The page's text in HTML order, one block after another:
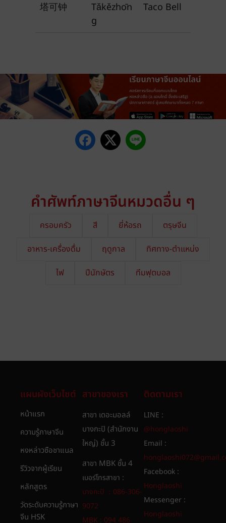
塔可钟
Tǎkězhōn
g
Taco Bell
คำศัพท์ภาษาจีนหมวดอื่น ๆ
ครอบครัว สี ยี่ห้อรถ
ตรุษจีน
อาหาร-เครื่องดื่ม
ฤดูกาล
ทิศทาง-ตำแหน่ง
ไฟ
ปีนักษัตร ทีมฟุตบอล
แผนผังเว็บไซต์
หน้าแรก
ความรู้ภาษาจีน
หงหล่าวซือชาแนล
รีวิวจากผู้เรียน
หลักสูตร
วัดระดับความรู้ภาษา
จีน HSK
สาขาของเรา
สาขา เดอะมอลล์
บางกะปิ (สำนักงาน
ใหญ่) ชั้น 3
สาขา MBK ชั้น 4
เบอร์โทรสาขา :
บางกะปิ ：086-306-
9072
MBK : 094 486
ติดตามเรา
LINE :
@honglaoshi
Email :
Facebook :
Honglaoshi
Messenger :
Honglaoshi